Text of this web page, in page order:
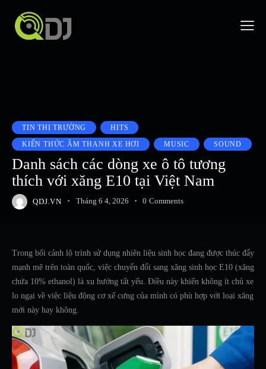
TIN THỊ TRƯỜNG
HITS
KIẾN THỨC ÂM THANH XE HƠI
MUSIC SOUND
Danh sách các dòng xe ô tô tương
thích với xăng E10 tại Việt Nam
QDJ.VN Tháng 6 4, 2026 0 Comments
Trong bối cảnh lộ trình sử dụng nhiên liệu sinh học đang được thúc đẩy
mạnh mẽ trên toàn quốc, việc chuyển đổi sang xăng sinh học E10 (xăng
chứa 10% ethanol) là xu hướng tất yếu. Điều này khiến không ít chủ xe
lo ngại về việc liệu động cơ xế cưng của mình có phù hợp với loại xăng
mới này hay không.